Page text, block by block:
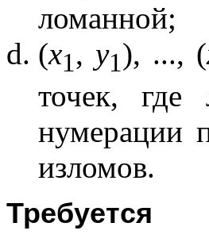
ломанной;
(x1, y1), ..., (
точек, где
нумерации
изломов.
Требуется